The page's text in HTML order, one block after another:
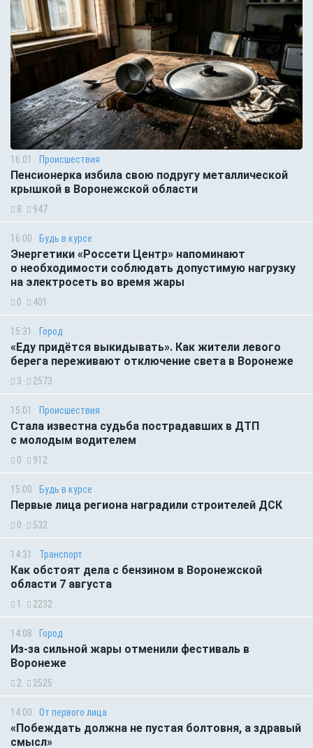
16:01 Происшествия
Пенсионерка избила свою подругу металлической
крышкой в Воронежской области
8 947
16:00 Будь в курсе
Энергетики «Россети Центр» напоминают
о необходимости соблюдать допустимую нагрузку
на электросеть во время жары
0 401
15:31 Город
«Еду придётся выкидывать». Как жители левого
берега переживают отключение света в Воронеже
3 2573
15:01 Происшествия
Стала известна судьба пострадавших в ДТП
с молодым водителем
0 912
15:00 Будь в курсе
Первые лица региона наградили строителей ДСК
0 532
14:31 Транспорт
Как обстоят дела с бензином в Воронежской
области 7 августа
1 2232
14:08 Город
Из-за сильной жары отменили фестиваль в
Воронеже
2 2525
14:00 От первого лица
«Побеждать должна не пустая болтовня, а здравый
смысл»